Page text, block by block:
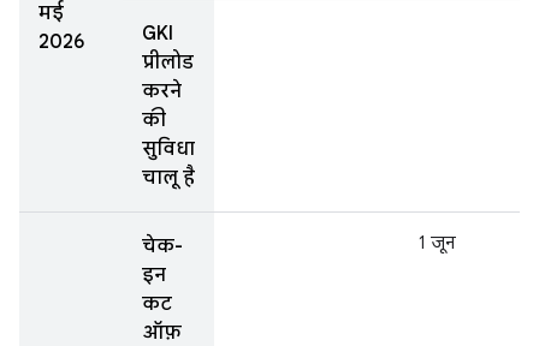
मई
2026
GKI
प्रीलोड
करने
की
सुविधा
चालू है
चेक-
इन
कट
ऑफ़
1 जून